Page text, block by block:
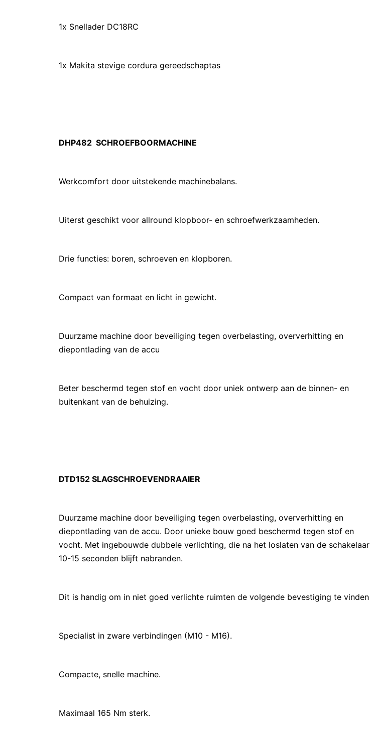
1x Snellader DC18RC
1x Makita stevige cordura gereedschaptas
DHP482 SCHROEFBOORMACHINE
Werkcomfort door uitstekende machinebalans.
Uiterst geschikt voor allround klopboor- en schroefwerkzaamheden.
Drie functies: boren, schroeven en klopboren.
Compact van formaat en licht in gewicht.
Duurzame machine door beveiliging tegen overbelasting, oververhitting en
diepontlading van de accu
Beter beschermd tegen stof en vocht door uniek ontwerp aan de binnen- en
buitenkant van de behuizing.
DTD152 SLAGSCHROEVENDRAAIER
Duurzame machine door beveiliging tegen overbelasting, oververhitting en
diepontlading van de accu. Door unieke bouw goed beschermd tegen stof en
vocht. Met ingebouwde dubbele verlichting, die na het loslaten van de schakelaar
10-15 seconden blijft nabranden.
Dit is handig om in niet goed verlichte ruimten de volgende bevestiging te vinden
Specialist in zware verbindingen (M10 - M16).
Compacte, snelle machine.
Maximaal 165 Nm sterk.